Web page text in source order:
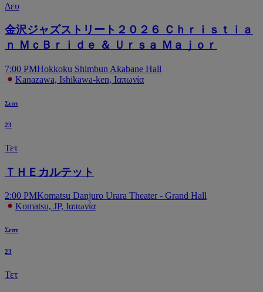
Δευ
金沢ジャズストリート２０２６ Ｃｈｒｉｓｔｉａ
ｎ ＭｃＢｒｉｄｅ ＆ Ｕｒｓａ Ｍａｊｏｒ
7:00 PMHokkoku Shimbun Akabane Hall
Kanazawa, Ishikawa-ken, Ιαπωνία
Σεπτ
23
Τετ
ＴＨＥカルテット
2:00 PMKomatsu Danjuro Urara Theater - Grand Hall
Komatsu, JP, Ιαπωνία
Σεπτ
23
Τετ